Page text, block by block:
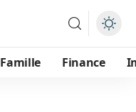
Famille Finance